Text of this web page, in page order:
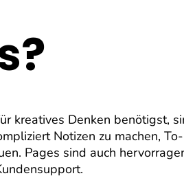
kreatives Denken benötigst,
Notizen zu machen, To-
Pages sind auch